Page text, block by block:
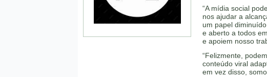
“A mídia social
nos ajudar a
um papel
e aberto a todos
e apoiem nosso
“Felizmente,
conteúdo viral
em vez disso,